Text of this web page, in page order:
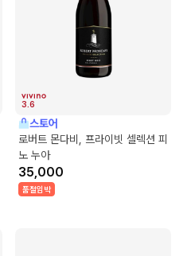
3.6
스토어
로버트 몬다비, 프라이빗 셀렉션 피
노 누아
35,000
품절임박